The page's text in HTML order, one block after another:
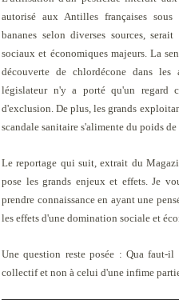
autorisé aux Antilles françaises
bananes selon diverses sources,
sociaux et économiques majeurs. La
découverte de chlordécone dans
législateur n'y a porté qu'un regard
d'exclusion. De plus, les grands
scandale sanitaire s'alimente du poids
Le reportage qui suit, extrait du
pose les grands enjeux et effets. Je
prendre connaissance en ayant une
les effets d'une domination sociale et
Une question reste posée : Qua faut-
collectif et non à celui d'une infime